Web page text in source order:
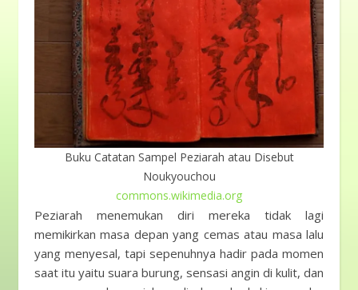
Buku Catatan Sampel Peziarah atau Disebut
Noukyouchou
commons.wikimedia.org
Peziarah menemukan diri mereka tidak lagi
memikirkan masa depan yang cemas atau masa lalu
yang menyesal, tapi sepenuhnya hadir pada momen
saat itu yaitu suara burung, sensasi angin di kulit, dan